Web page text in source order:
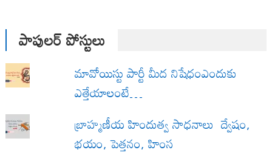
పాపులర్ పోస్టులు
మావోయిస్టు పార్టీ మీద నిషేధంఎందుకు
ఎత్తేయాలంటే…
బ్రాహ్మణీయ హిందుత్వ సాధనాలు ద్వేషం,
భయం, పెత్తనం, హింస